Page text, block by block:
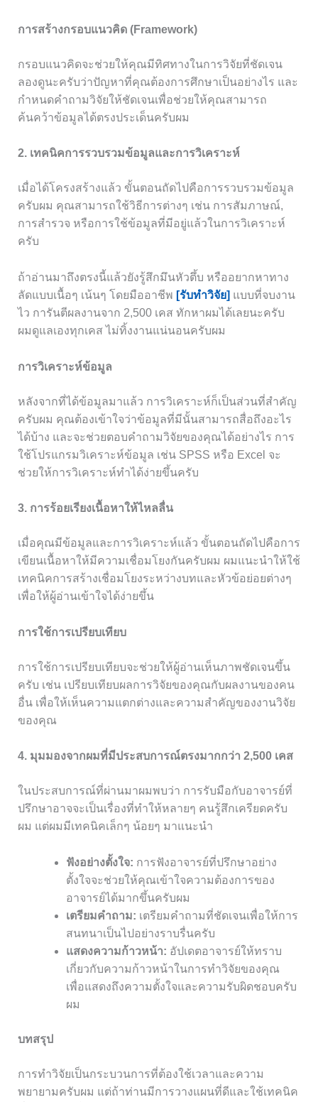
การสร้างกรอบแนวคิด (Framework)
กรอบแนวคิดจะช่วยให้คุณมีทิศทางในการวิจัยที่ชัดเจน
ลองดูนะครับว่าปัญหาที่คุณต้องการศึกษาเป็นอย่างไร และ
กำหนดคำถามวิจัยให้ชัดเจนเพื่อช่วยให้คุณสามารถ
ค้นคว้าข้อมูลได้ตรงประเด็นครับผม
2. เทคนิคการรวบรวมข้อมูลและการวิเคราะห์
เมื่อได้โครงสร้างแล้ว ขั้นตอนถัดไปคือการรวบรวมข้อมูล
ครับผม คุณสามารถใช้วิธีการต่างๆ เช่น การสัมภาษณ์,
การสำรวจ หรือการใช้ข้อมูลที่มีอยู่แล้วในการวิเคราะห์
ครับ
ถ้าอ่านมาถึงตรงนี้แล้วยังรู้สึกมึนหัวตึ้บ หรืออยากหาทาง
ลัดแบบเนื้อๆ เน้นๆ โดยมืออาชีพ [รับทำวิจัย] แบบที่จบงาน
ไว การันตีผลงานจาก 2,500 เคส ทักหาผมได้เลยนะครับ
ผมดูแลเองทุกเคส ไม่ทิ้งงานแน่นอนครับผม
การวิเคราะห์ข้อมูล
หลังจากที่ได้ข้อมูลมาแล้ว การวิเคราะห์ก็เป็นส่วนที่สำคัญ
ครับผม คุณต้องเข้าใจว่าข้อมูลที่มีนั้นสามารถสื่อถึงอะไร
ได้บ้าง และจะช่วยตอบคำถามวิจัยของคุณได้อย่างไร การ
ใช้โปรแกรมวิเคราะห์ข้อมูล เช่น SPSS หรือ Excel จะ
ช่วยให้การวิเคราะห์ทำได้ง่ายขึ้นครับ
3. การร้อยเรียงเนื้อหาให้ไหลลื่น
เมื่อคุณมีข้อมูลและการวิเคราะห์แล้ว ขั้นตอนถัดไปคือการ
เขียนเนื้อหาให้มีความเชื่อมโยงกันครับผม ผมแนะนำให้ใช้
เทคนิคการสร้างเชื่อมโยงระหว่างบทและหัวข้อย่อยต่างๆ
เพื่อให้ผู้อ่านเข้าใจได้ง่ายขึ้น
การใช้การเปรียบเทียบ
การใช้การเปรียบเทียบจะช่วยให้ผู้อ่านเห็นภาพชัดเจนขึ้น
ครับ เช่น เปรียบเทียบผลการวิจัยของคุณกับผลงานของคน
อื่น เพื่อให้เห็นความแตกต่างและความสำคัญของงานวิจัย
ของคุณ
4. มุมมองจากผมที่มีประสบการณ์ตรงมากกว่า 2,500 เคส
ในประสบการณ์ที่ผ่านมาผมพบว่า การรับมือกับอาจารย์ที่
ปรึกษาอาจจะเป็นเรื่องที่ทำให้หลายๆ คนรู้สึกเครียดครับ
ผม แต่ผมมีเทคนิคเล็กๆ น้อยๆ มาแนะนำ
ฟังอย่างตั้งใจ: การฟังอาจารย์ที่ปรึกษาอย่าง
ตั้งใจจะช่วยให้คุณเข้าใจความต้องการของ
อาจารย์ได้มากขึ้นครับผม
เตรียมคำถาม: เตรียมคำถามที่ชัดเจนเพื่อให้การ
สนทนาเป็นไปอย่างราบรื่นครับ
แสดงความก้าวหน้า: อัปเดตอาจารย์ให้ทราบ
เกี่ยวกับความก้าวหน้าในการทำวิจัยของคุณ
เพื่อแสดงถึงความตั้งใจและความรับผิดชอบครับ
ผม
บทสรุป
การทำวิจัยเป็นกระบวนการที่ต้องใช้เวลาและความ
พยายามครับผม แต่ถ้าท่านมีการวางแผนที่ดีและใช้เทคนิค